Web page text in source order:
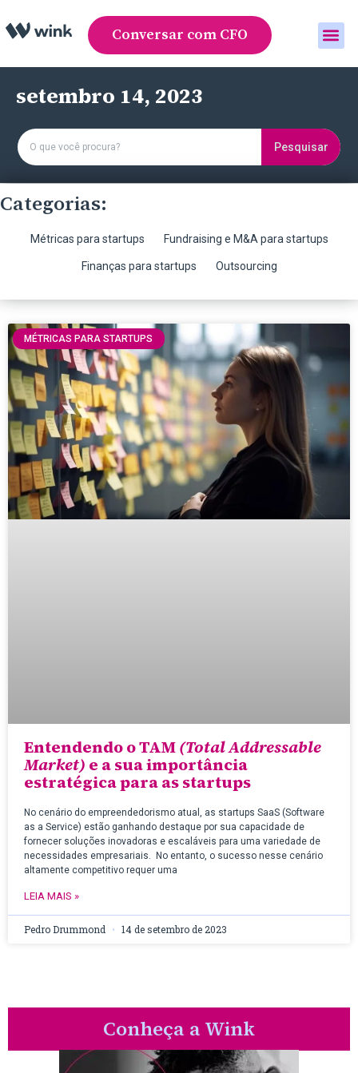
Conversar com CFO
setembro 14, 2023
Pesquisar
Categorias:
Métricas para startups Fundraising e M&A para startups
Finanças para startups Outsourcing
MÉTRICAS PARA STARTUPS
Entendendo o TAM(Total Addressable
Market) e a sua importância
estratégica para as startups
No cenário do empreendedorismo atual, as startups SaaS (Software
as a Service) estão ganhando destaque por sua capacidade de
fornecer soluções inovadoras e escaláveis para uma variedade de
necessidades empresariais. No entanto, o sucesso nesse cenário
altamente competitivo requer uma
LEIA MAIS »
Pedro Drummond 14 de setembro de 2023
Conheça a Wink